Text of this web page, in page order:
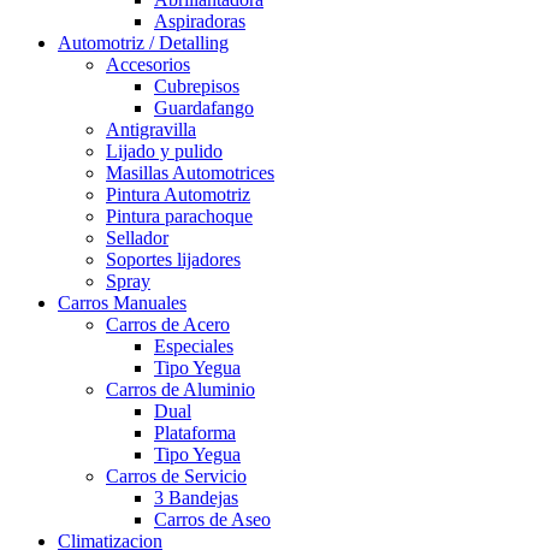
Aspiradoras
Automotriz / Detalling
Accesorios
Cubrepisos
Guardafango
Antigravilla
Lijado y pulido
Masillas Automotrices
Pintura Automotriz
Pintura parachoque
Sellador
Soportes lijadores
Spray
Carros Manuales
Carros de Acero
Especiales
Tipo Yegua
Carros de Aluminio
Dual
Plataforma
Tipo Yegua
Carros de Servicio
3 Bandejas
Carros de Aseo
Climatizacion